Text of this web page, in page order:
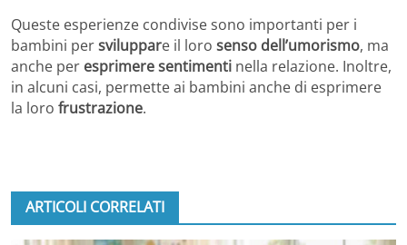
Queste esperienze condivise sono importanti per i
bambini persviluppare il loro senso dell’umorismo, ma
anche per esprimere sentimenti nella relazione. Inoltre,
in alcuni casi, permette ai bambini anche di esprimere
la loro frustrazione.
ARTICOLI CORRELATI